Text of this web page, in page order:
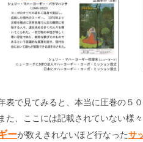
表で見てみると、本当に圧巻の５０
た、ここには記載されていない様
ーが数えきれないほど行なったサ